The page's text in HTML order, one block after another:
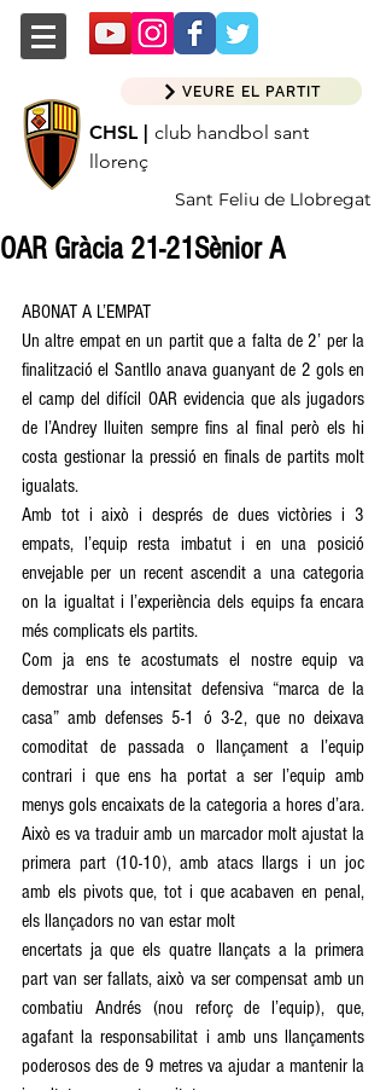
CHSL | club handbol sant
llorenç
Sant Feliu de Llobregat
VEURE EL PARTIT
OAR Gràcia 21-21Sènior A
ABONAT A L’EMPAT
Un altre empat en un partit que a falta de 2’ per la
finalització el Santllo anava guanyant de 2 gols en
el camp del difícil OAR evidencia que als jugadors
de l’Andrey lluiten sempre fins al final però els hi
costa gestionar la pressió en finals de partits molt
igualats.
Amb tot i això i després de dues victòries i 3
empats, l’equip resta imbatut i en una posició
envejable per un recent ascendit a una categoria
on la igualtat i l’experiència dels equips fa encara
més complicats els partits.
Com ja ens te acostumats el nostre equip va
demostrar una intensitat defensiva “marca de la
casa” amb defenses 5-1 ó 3-2, que no deixava
comoditat de passada o llançament a l’equip
contrari i que ens ha portat a ser l’equip amb
menys gols encaixats de la categoria a hores d’ara.
Això es va traduir amb un marcador molt ajustat la
primera part (10-10), amb atacs llargs i un joc
amb els pivots que, tot i que acabaven en penal,
els llançadors no van estar molt
encertats ja que els quatre llançats a la primera
part van ser fallats, això va ser compensat amb un
combatiu Andrés (nou reforç de l’equip), que,
agafant la responsabilitat i amb uns llançaments
poderosos des de 9 metres va ajudar a mantenir la